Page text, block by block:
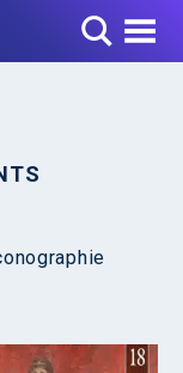
Toggle Menu